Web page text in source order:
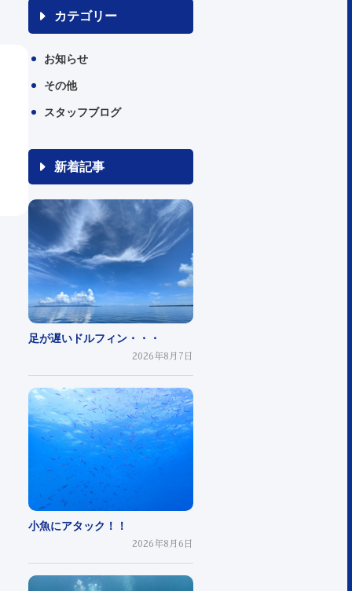
カテゴリー
お知らせ
その他
スタッフブログ
新着記事
足が遅いドルフィン・・・
2026年8月7日
小魚にアタック！！
2026年8月6日